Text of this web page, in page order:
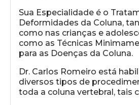
Sua Especialidade é o
Deformidades da Coluna,
como nas crianças e
como as Técnicas
para as Doenças da Coluna.
Dr. Carlos Romeiro está
diversos tipos de
toda a coluna vertebral, tais